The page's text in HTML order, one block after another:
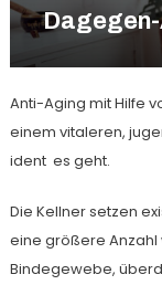
Anti-Aging mit Hilfe
einem vitaleren,
ident es geht.
Die Kellner setzen
eine größere Anzahl
Bindegewebe,